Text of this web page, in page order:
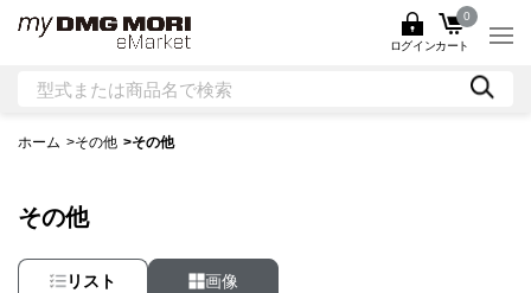
ログイン
0
カート
ホーム >その他 >その他
その他
リスト 画像